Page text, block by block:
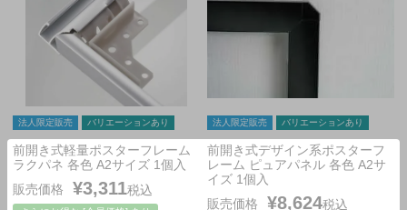
法人限定販売 バリエーションあり
前開き式軽量ポスターフレーム
ラクパネ 各色 A2サイズ 1個入
販売価格
¥3,311税込
法人限定販売 バリエーションあり
前開き式デザイン系ポスターフ
レーム ピュアパネル 各色 A2サ
イズ 1個入
販売価格
¥8,624税込